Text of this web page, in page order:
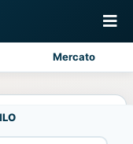
Mercato